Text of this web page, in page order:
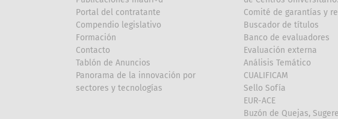
Portal del contratante
Compendio legislativo
Formación
Contacto
Tablón de Anuncios
Panorama de la innovación por
sectores y tecnologías
Comité de garantías y
Buscador de títulos
Banco de evaluadores
Evaluación externa
Análisis Temático
CUALIFICAM
Sello Sofía
EUR-ACE
Buzón de Quejas,